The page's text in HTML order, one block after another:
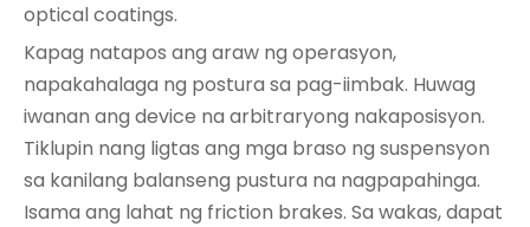
optical coatings.
Kapag natapos ang araw ng operasyon,
napakahalaga ng postura sa pag-iimbak. Huwag
iwanan ang device na arbitraryong nakaposisyon.
Tiklupin nang ligtas ang mga braso ng suspensyon
sa kanilang balanseng pustura na nagpapahinga.
Isama ang lahat ng friction brakes. Sa wakas, dapat